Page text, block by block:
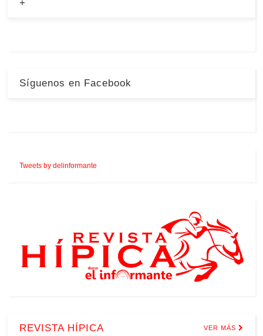
+
Síguenos en Facebook
Tweets by delinformante
REVISTA HÍPICA VER MÁS